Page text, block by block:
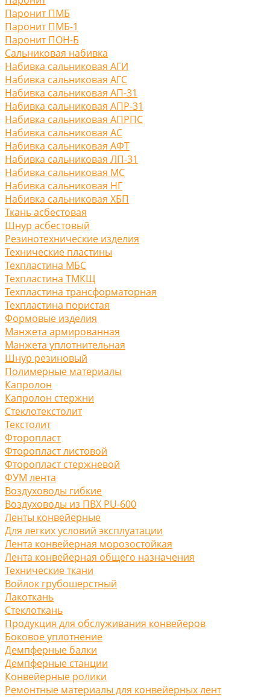
Паронит ПМБ
Паронит ПМБ-1
Паронит ПОН-Б
Сальниковая набивка
Набивка сальниковая АГИ
Набивка сальниковая АГС
Набивка сальниковая АП-31
Набивка сальниковая АПР-31
Набивка сальниковая АПРПС
Набивка сальниковая АС
Набивка сальниковая АФТ
Набивка сальниковая ЛП-31
Набивка сальниковая МС
Набивка сальниковая НГ
Набивка сальниковая ХБП
Ткань асбестовая
Шнур асбестовый
Резинотехнические изделия
Технические пластины
Техпластина МБС
Техпластина ТМКЩ
Техпластина трансформаторная
Техпластина пористая
Формовые изделия
Манжета армированная
Манжета уплотнительная
Шнур резиновый
Полимерные материалы
Капролон
Капролон стержни
Стеклотекстолит
Текстолит
Фторопласт
Фторопласт листовой
Фторопласт стержневой
ФУМ лента
Воздуховоды гибкие
Воздуховоды из ПВХ PU-600
Ленты конвейерные
Для легких условий эксплуатации
Лента конвейерная морозостойкая
Лента конвейерная общего назначения
Технические ткани
Войлок грубошерстный
Лакоткань
Стеклоткань
Продукция для обслуживания конвейеров
Боковое уплотнение
Демпферные балки
Демпферные станции
Конвейерные ролики
Ремонтные материалы для конвейерных лент